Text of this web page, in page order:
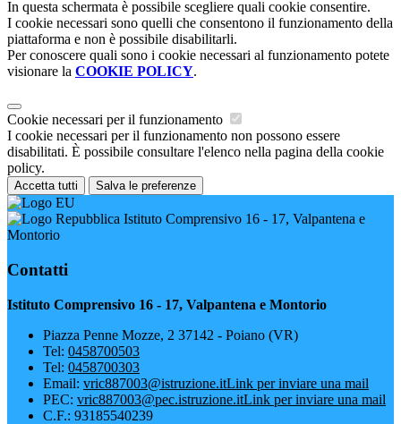
In questa schermata è possibile scegliere quali cookie consentire.
I cookie necessari sono quelli che consentono il funzionamento della
piattaforma e non è possibile disabilitarli.
Per conoscere quali sono i cookie necessari al funzionamento potete
visionare la COOKIE POLICY.
Cookie necessari per il funzionamento
I cookie necessari per il funzionamento non possono essere
disabilitati. È possibile consultare l'elenco nella pagina della cookie
policy.
Accetta tutti Salva le preferenze
Istituto Comprensivo 16 - 17, Valpantena e
Montorio
Contatti
Istituto Comprensivo 16 - 17, Valpantena e Montorio
Piazza Penne Mozze, 2 37142 - Poiano (VR)
Tel: 0458700503
Tel: 0458700303
Email: vric887003@istruzione.itLink per inviare una mail
PEC: vric887003@pec.istruzione.itLink per inviare una mail
C.F.: 93185540239